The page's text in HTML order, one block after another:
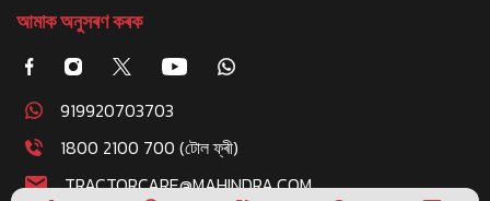
আমাক অনুসৰণ কৰক
919920703703
1800 2100 700 (টোল ফ্ৰী)
TRACTORCARE@MAHINDRA.COM